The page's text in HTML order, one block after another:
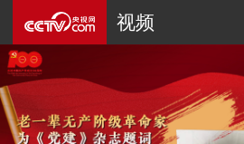
视频